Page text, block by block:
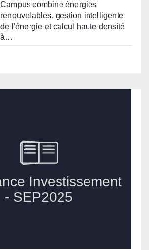
Campus combine énergies
renouvelables, gestion intelligente
de l'énergie et calcul haute densité
à…